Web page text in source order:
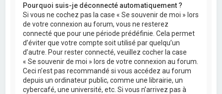
Pourquoi suis-je déconnecté automatiquement ?
Si vous ne cochez pas la case « Se souvenir de moi » lors
de votre connexion au forum, vous ne resterez
connecté que pour une période prédéfinie. Cela permet
d’éviter que votre compte soit utilisé par quelqu’un
d’autre. Pour rester connecté, veuillez cocher la case
« Se souvenir de moi » lors de votre connexion au forum.
Ceci n’est pas recommandé si vous accédez au forum
depuis un ordinateur public, comme une librairie, un
cybercafé, une université, etc. Si vous n’arrivez pas à